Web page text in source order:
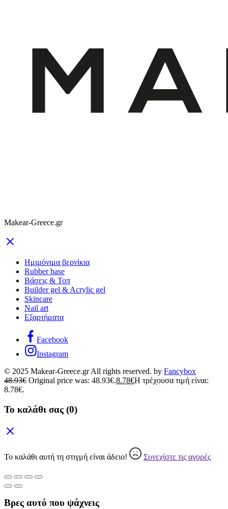
Makear-Greece.gr
Ημιμόνιμα βερνίκια
Rubber base
Βάσεις & Τοπ
Builder gel & Acrylic gel
Skincare
Nail art
Εξαρτήματα
Facebook
Instagram
© 2025 Makear-Greece.gr All rights reserved. by Fancybox
48.93€ Original price was: 48.93€.8.78€Η τρέχουσα τιμή είναι:
8.78€.
Το καλάθι σας (0)
Το καλάθι αυτή τη στιγμή είναι άδειο! Συνεχίστε τις αγορές
Βρες αυτό που ψάχνεις